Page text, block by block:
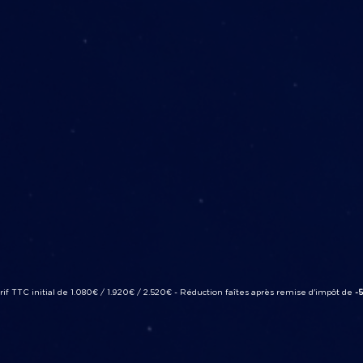
TTC initial de 1.080€ / 1.920€ / 2.520€ - Réduction faîtes après remise d'impôt de -